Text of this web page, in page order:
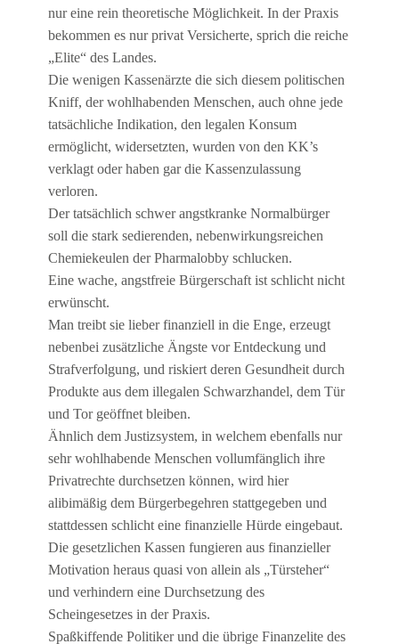
nur eine rein theoretische Möglichkeit. In der Praxis
bekommen es nur privat Versicherte, sprich die reiche
„Elite“ des Landes.
Die wenigen Kassenärzte die sich diesem politischen
Kniff, der wohlhabenden Menschen, auch ohne jede
tatsächliche Indikation, den legalen Konsum
ermöglicht, widersetzten, wurden von den KK’s
verklagt oder haben gar die Kassenzulassung
verloren.
Der tatsächlich schwer angstkranke Normalbürger
soll die stark sedierenden, nebenwirkungsreichen
Chemiekeulen der Pharmalobby schlucken.
Eine wache, angstfreie Bürgerschaft ist schlicht nicht
erwünscht.
Man treibt sie lieber finanziell in die Enge, erzeugt
nebenbei zusätzliche Ängste vor Entdeckung und
Strafverfolgung, und riskiert deren Gesundheit durch
Produkte aus dem illegalen Schwarzhandel, dem Tür
und Tor geöffnet bleiben.
Ähnlich dem Justizsystem, in welchem ebenfalls nur
sehr wohlhabende Menschen vollumfänglich ihre
Privatrechte durchsetzen können, wird hier
alibimäßig dem Bürgerbegehren stattgegeben und
stattdessen schlicht eine finanzielle Hürde eingebaut.
Die gesetzlichen Kassen fungieren aus finanzieller
Motivation heraus quasi von allein als „Türsteher“
und verhindern eine Durchsetzung des
Scheingesetzes in der Praxis.
Spaßkiffende Politiker und die übrige Finanzelite des